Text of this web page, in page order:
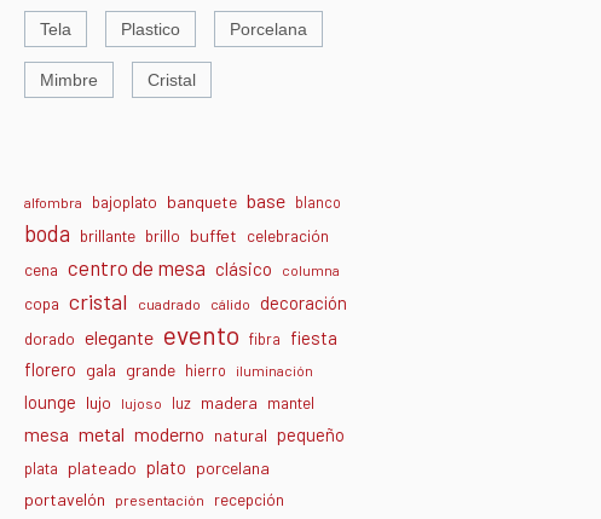
Tela Plastico Porcelana
Mimbre Cristal
alfombra bajoplato banquete base blanco
boda brillante brillo buffet celebración
cena centro de mesa clásico columna
copa cristal cuadrado cálido decoración
dorado elegante evento fibra fiesta
florero gala grande hierro iluminación
lounge lujo lujoso luz madera mantel
mesa metal moderno natural pequeño
plata plateado plato porcelana
portavelón
presentación recepción